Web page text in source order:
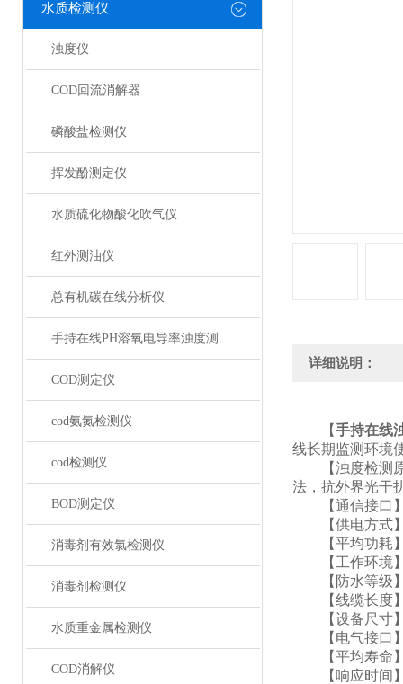
水质检测仪
浊度仪
COD回流消解器
磷酸盐检测仪
挥发酚测定仪
水质硫化物酸化吹气仪
红外测油仪
总有机碳在线分析仪
手持在线PH溶氧电导率浊度测定仪
COD测定仪
cod氨氮检测仪
cod检测仪
BOD测定仪
消毒剂有效氯检测仪
消毒剂检测仪
水质重金属检测仪
COD消解仪
详细说明：
【手持在线
线长期监测环境
【浊度检测原
法，抗外界光干
【通信接口】
【供电方式】
【平均功耗】
【工作环境
【防水等级】
【线缆长度】
【设备尺寸】
【电气接口】
【平均寿命】
【响应时间】